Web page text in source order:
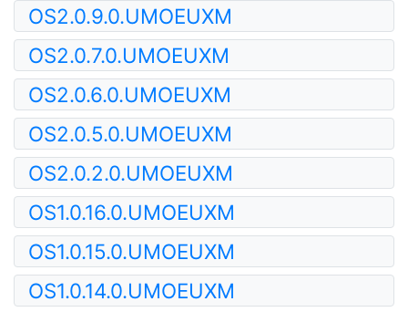
OS2.0.9.0.UMOEUXM
OS2.0.7.0.UMOEUXM
OS2.0.6.0.UMOEUXM
OS2.0.5.0.UMOEUXM
OS2.0.2.0.UMOEUXM
OS1.0.16.0.UMOEUXM
OS1.0.15.0.UMOEUXM
OS1.0.14.0.UMOEUXM